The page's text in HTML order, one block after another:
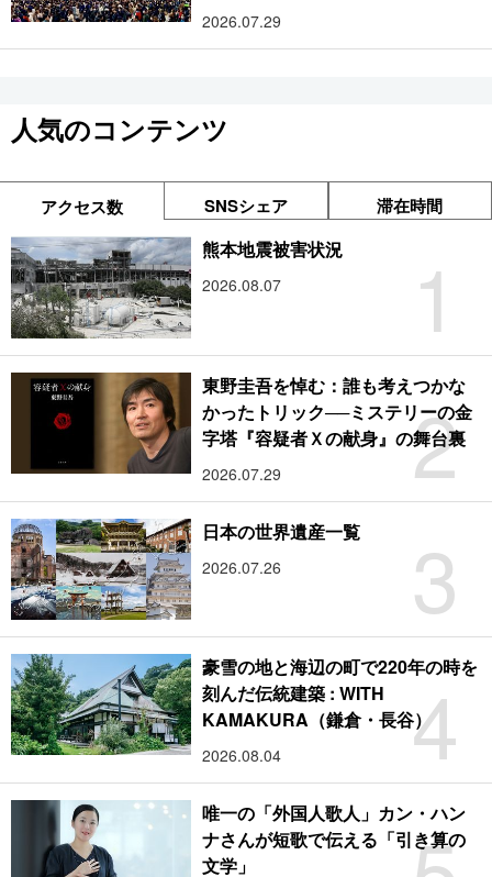
2026.07.29
人気のコンテンツ
アクセス数 SNSシェア 滞在時間
1
熊本地震被害状況
2026.08.07
2
東野圭吾を悼む：誰も考えつかな
かったトリック──ミステリーの金
字塔『容疑者Ｘの献身』の舞台裏
2026.07.29
3
日本の世界遺産一覧
2026.07.26
4
豪雪の地と海辺の町で220年の時を
刻んだ伝統建築 : WITH
KAMAKURA（鎌倉・長谷）
2026.08.04
唯一の「外国人歌人」カン・ハン
ナさんが短歌で伝える「引き算の
文学」